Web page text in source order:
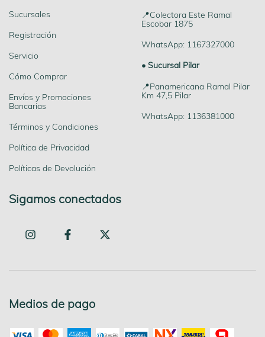
Sucursales
Registración
Servicio
Cómo Comprar
Envíos y Promociones
Bancarias
Términos y Condiciones
Política de Privacidad
Políticas de Devolución
📍Colectora Este Ramal
Escobar 1875
WhatsApp: 1167327000
• Sucursal Pilar
📍Panamericana Ramal Pilar
Km 47,5 Pilar
WhatsApp: 1136381000
Sigamos conectados
Medios de pago